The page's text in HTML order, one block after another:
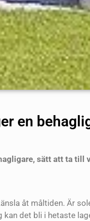
en
sätt att ta till
åt måltiden. Är
kan det bli i hetaste